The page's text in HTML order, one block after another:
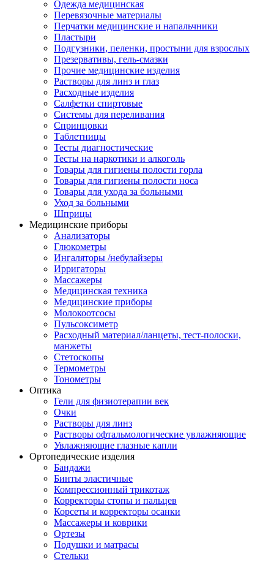
Одежда медицинская
Перевязочные материалы
Перчатки медицинские и напальчники
Пластыри
Подгузники, пеленки, простыни для взрослых
Презервативы, гель-смазки
Прочие медицинские изделия
Растворы для линз и глаз
Расходные изделия
Салфетки спиртовые
Системы для переливания
Спринцовки
Таблетницы
Тесты диагностические
Тесты на наркотики и алкоголь
Товары для гигиены полости горла
Товары для гигиены полости носа
Товары для ухода за больными
Уход за больными
Шприцы
Медицинские приборы
Анализаторы
Глюкометры
Ингаляторы /небулайзеры
Ирригаторы
Массажеры
Медицинская техника
Медицинские приборы
Молокоотсосы
Пульсоксиметр
Расходный материал/ланцеты, тест-полоски,
манжеты
Стетоскопы
Термометры
Тонометры
Оптика
Гели для физиотерапии век
Очки
Растворы для линз
Растворы офтальмологические увлажняющие
Увлажняющие глазные капли
Ортопедические изделия
Бандажи
Бинты эластичные
Компрессионный трикотаж
Корректоры стопы и пальцев
Корсеты и корректоры осанки
Массажеры и коврики
Ортезы
Подушки и матрасы
Стельки